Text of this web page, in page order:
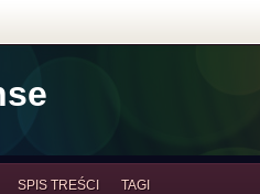
SPIS TREŚCI TAGI